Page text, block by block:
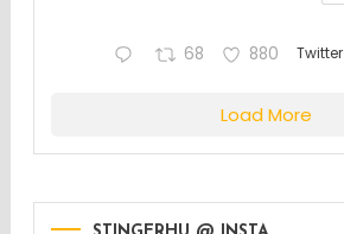
68 880 Twitter
Load More